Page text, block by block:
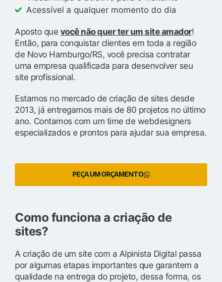
Acessível a qualquer momento do dia
Aposto que você não quer ter um site amador!
Então, para conquistar clientes em toda a região
de Novo Hamburgo/RS, você precisa contratar
uma empresa qualificada para desenvolver seu
site profissional.
Estamos no mercado de criação de sites desde
2013, já entregamos mais de 80 projetos no último
ano. Contamos com um time de webdesigners
especializados e prontos para ajudar sua empresa.
PEÇA UM ORÇAMENTO
Como funciona a criação de
sites?
A criação de um site com a Alpinista Digital passa
por algumas etapas importantes que garantem a
qualidade na entrega do projeto, dessa forma, os